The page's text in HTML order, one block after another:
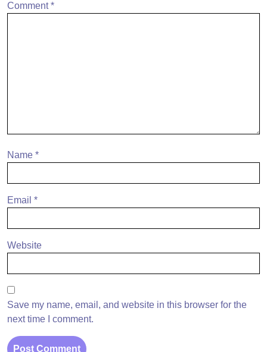
Comment*
Name *
Email *
Website
Save my name, email, and website in this browser for the
next time I comment.